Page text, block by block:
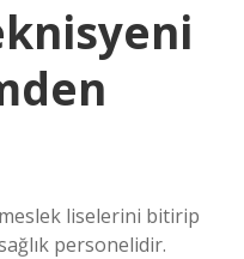
liselerini bitirip
personelidir.